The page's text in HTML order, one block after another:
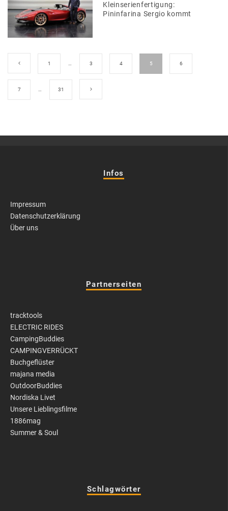
Kleinserienfertigung:
Pininfarina Sergio kommt
1 3 4 5 6
7 31
Infos
Impressum
Datenschutzerklärung
Über uns
Partnerseiten
tracktools
ELECTRIC RIDES
CampingBuddies
CAMPINGVERRÜCKT
Buchgeflüster
majana media
OutdoorBuddies
Nordiska Livet
Unsere Lieblingsfilme
1886mag
Summer & Soul
Schlagwörter